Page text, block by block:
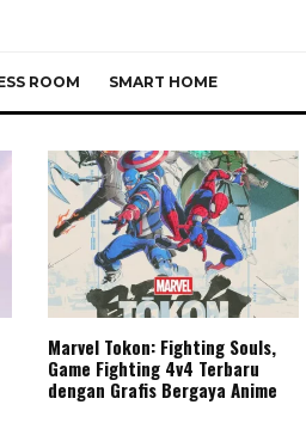
ROOM SMART HOME
Marvel Tokon: Fighting Souls,
Game Fighting 4v4 Terbaru
dengan Grafis Bergaya Anime